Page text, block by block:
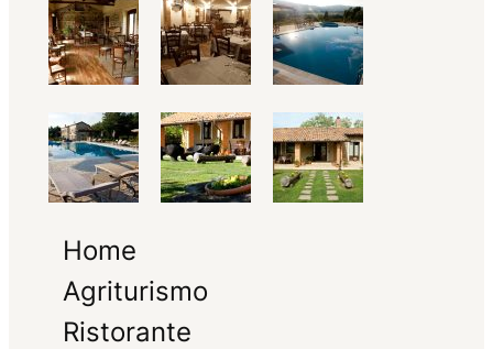
Home
Agriturismo
Ristorante